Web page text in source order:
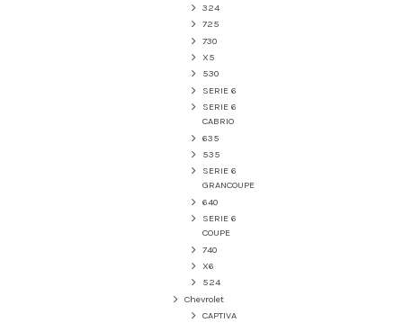
324
725
730
X5
530
SERIE 6
SERIE 6
CABRIO
635
535
SERIE 6
GRANCOUPE
640
SERIE 6
COUPE
740
X6
524
Chevrolet
CAPTIVA